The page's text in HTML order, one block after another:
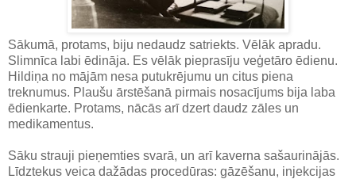
Sākumā, protams, biju nedaudz satriekts. Vēlāk apradu.
Slimnīca labi ēdināja. Es vēlāk pieprasīju veģetāro ēdienu.
Hildiņa no mājām nesa putukrējumu un citus piena
treknumus. Plaušu ārstēšanā pirmais nosacījums bija laba
ēdienkarte. Protams, nācās arī dzert daudz zāles un
medikamentus.
Sāku strauji pieņemties svarā, un arī kaverna sašaurinājās.
Līdztekus veica dažādas procedūras: gāzēšanu, injekcijas